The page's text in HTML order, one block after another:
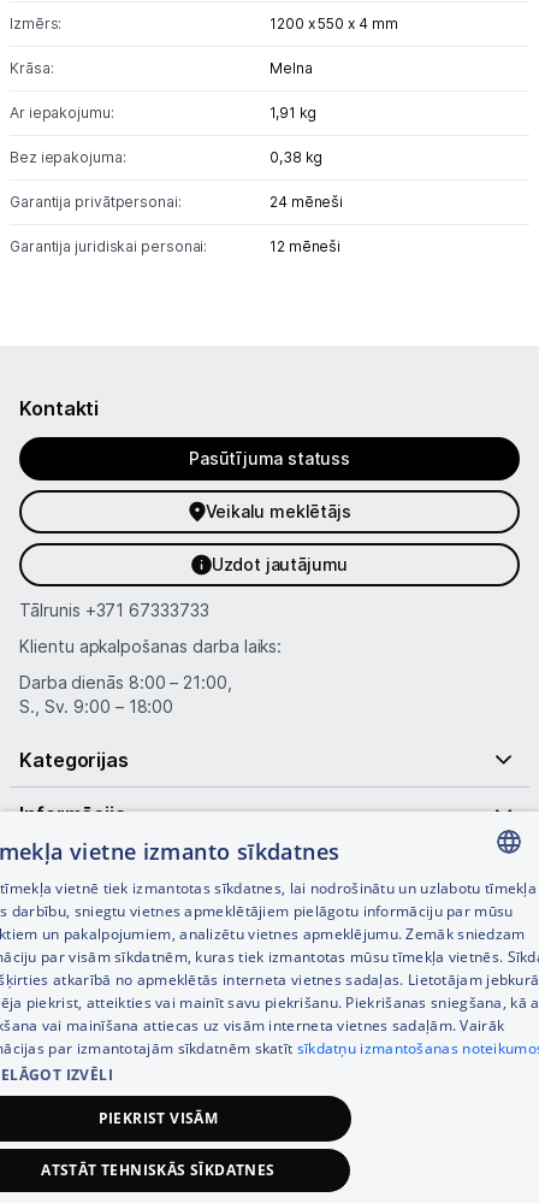
Uzņēmumiem
Tet pakalpojumi
63,00€
Izmērs: 1200 x 550 x 4 mm
Krāsa: Melna
Ar iepakojumu: 1,91 kg
Bez iepakojuma: 0,38 kg
Garantija privātpersonai: 24 mēneši
Garantija juridiskai personai: 12 mēneši
Kontakti
Pasūtījuma statuss
Veikalu meklētājs
Uzdot jautājumu
Tālrunis +371 67333733
Klientu apkalpošanas darba laiks:
Darba dienās 8:00 – 21:00,
S., Sv. 9:00 – 18:00
Kategorijas
Informācija
Noderīgas saites
© SIA Tet 2026 -
LATVIAN
RUSSIAN
ENGLISH
vietne izmanto sīkdatnes
vietnē tiek izmantotas sīkdatnes, lai nodrošinātu un uzlabotu tīmekļa
darbību, sniegtu vietnes apmeklētājiem pielāgotu informāciju par mūsu
un pakalpojumiem, analizētu vietnes apmeklējumu. Zemāk sniedzam
par visām sīkdatnēm, kuras tiek izmantotas mūsu tīmekļa vietnēs.
atkarībā no apmeklētās interneta vietnes sadaļas. Lietotājam
piekrist, atteikties vai mainīt savu piekrišanu. Piekrišanas sniegšana, kā
vai mainīšana attiecas uz visām interneta vietnes sadaļām. Vairāk
par izmantotajām sīkdatnēm skatīt sīkdatņu izmantošanas
IZVĒLI
PIEKRIST VISĀM
ATSTĀT TEHNISKĀS SĪKDATNES